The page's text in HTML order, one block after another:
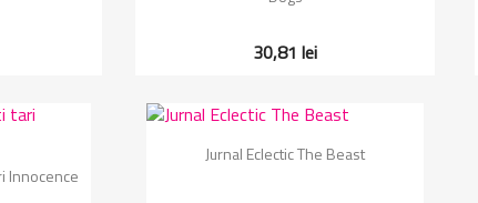
30,81 lei
Innocence
Vizualizare rapida
Jurnal Eclectic The Beast